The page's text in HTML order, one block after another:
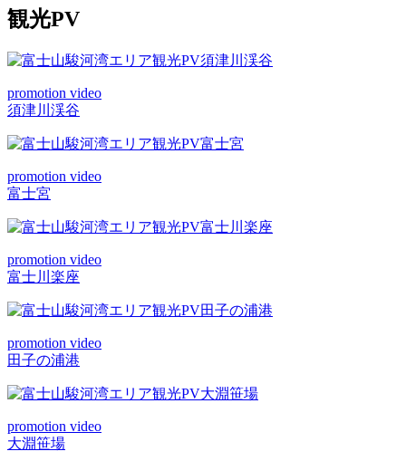
シ
ン
観光PV
promotion video
須津川渓谷
promotion video
富士宮
promotion video
富士川楽座
promotion video
田子の浦港
promotion video
大淵笹場